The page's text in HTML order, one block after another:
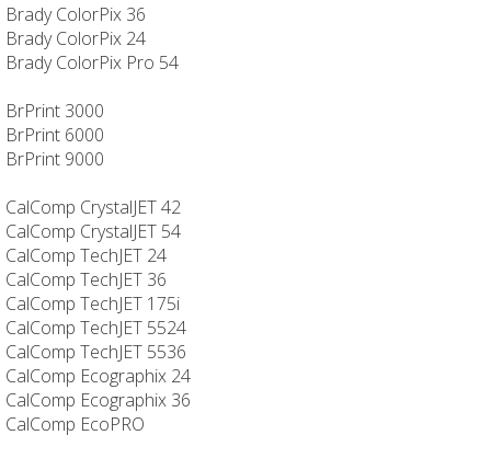
Brady ColorPix 36
Brady ColorPix 24
Brady ColorPix Pro 54
BrPrint 3000
BrPrint 6000
BrPrint 9000
CalComp CrystalJET 42
CalComp CrystalJET 54
CalComp TechJET 24
CalComp TechJET 36
CalComp TechJET 175i
CalComp TechJET 5524
CalComp TechJET 5536
CalComp Ecographix 24
CalComp Ecographix 36
CalComp EcoPRO